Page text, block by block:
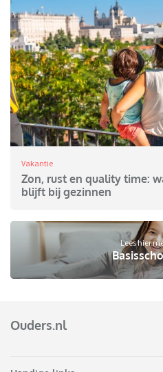
Vakantie
Zon, rust en quality time:
blijft bij gezinnen
Lees hier
Ouders.nl